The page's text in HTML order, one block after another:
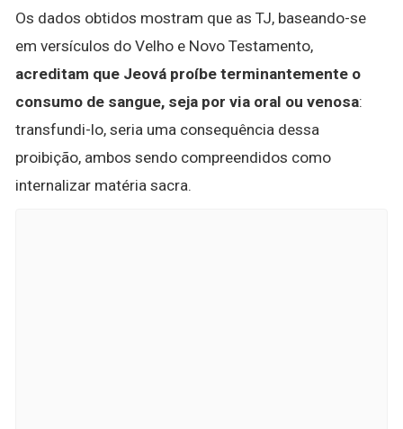
Os dados obtidos mostram que as TJ, baseando-se
em versículos do Velho e Novo Testamento,
acreditam que Jeová proíbe terminantemente o
consumo de sangue, seja por via oral ou venosa:
transfundi-lo, seria uma consequência dessa
proibição, ambos sendo compreendidos como
internalizar matéria sacra.